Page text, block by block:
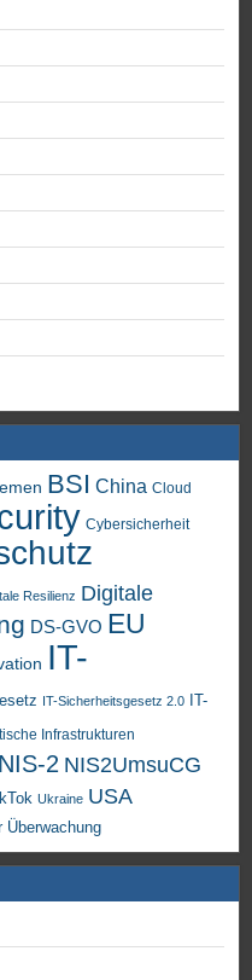
BSI China Cloud
Cybersicherheit
Resilienz Digitale
DS-GVO EU
IT-
IT-Sicherheitsgesetz 2.0
IT-
Infrastrukturen
NIS-2 NIS2UmsuCG
Ukraine USA
Überwachung